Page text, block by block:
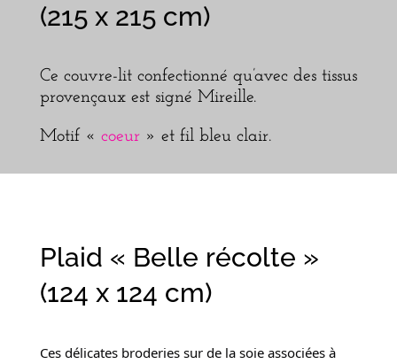
(215 x 215 cm)
Ce couvre-lit confectionné qu’avec des tissus
provençaux est signé Mireille.
Motif « coeur» et fil bleu clair.
Plaid « Belle récolte »
(124 x 124 cm)
Ces délicates broderies sur de la soie associées à